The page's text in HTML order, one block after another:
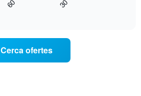
60 30
Cerca ofertes